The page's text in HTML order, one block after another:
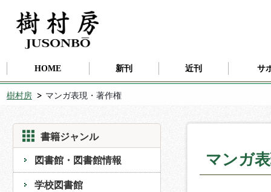
HOME 新刊 近刊 サ
樹村房 マンガ表現・著作権
書籍ジャンル
図書館・図書館情報
学校図書館
マンガ